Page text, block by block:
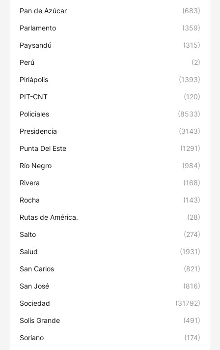
Pan de Azúcar (683)
Parlamento (359)
Paysandú (315)
Perú (2)
Piriápolis (1393)
PIT-CNT (120)
Policiales (8533)
Presidencia (3143)
Punta Del Este (1291)
Río Negro (984)
Rivera (168)
Rocha (143)
Rutas de América. (28)
Salto (274)
Salud (1931)
San Carlos (821)
San José (816)
Sociedad (31792)
Solís Grande (491)
Soriano (174)